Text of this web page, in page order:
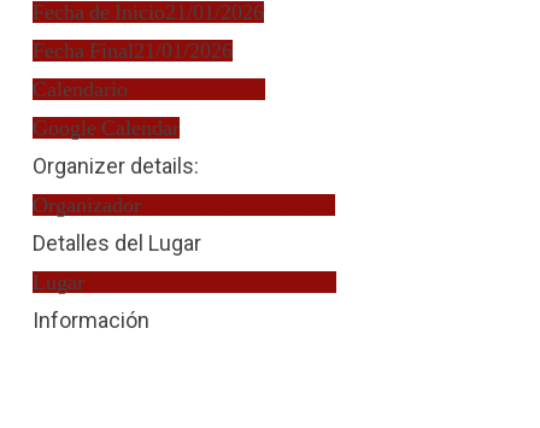
Fecha de Inicio21/01/2026
Fecha Final21/01/2026
Calendario
Google Calendar
Organizer details:
OrganizadorBertila Hernández Niz
Detalles del Lugar
LugarVíctima Violencia de Género
Información